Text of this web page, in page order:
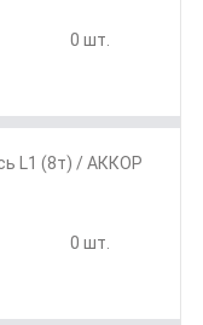
0 шт.
L1 (8т) / АККОР
0 шт.